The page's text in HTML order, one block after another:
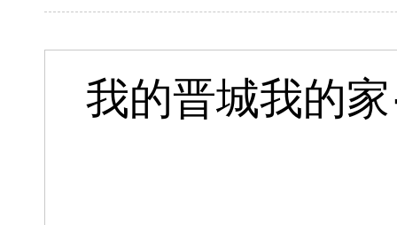
我的晋城我的